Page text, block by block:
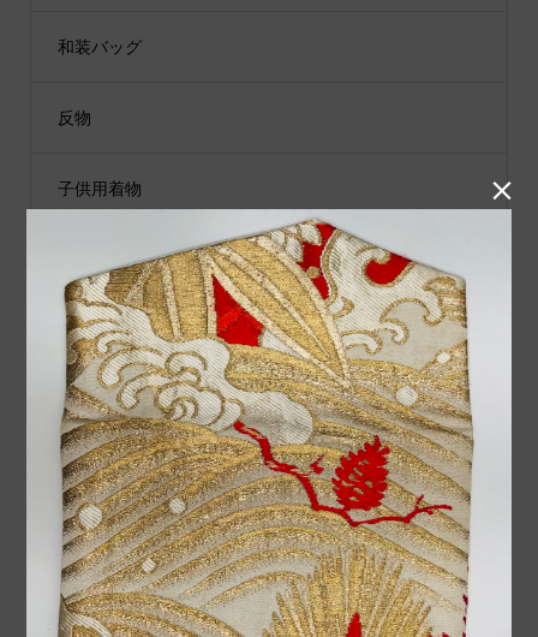
和装バッグ
反物
子供用着物
付下げ
紬
小物類
袋帯
男性用着物
